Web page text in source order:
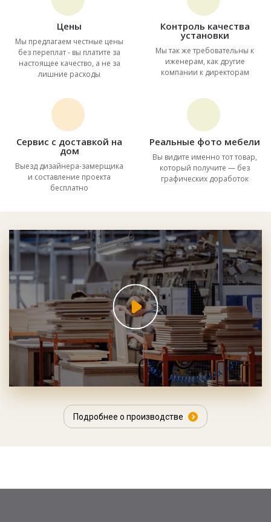
Цены
Мы предлагаем честные цены
без переплат - вы платите за
настоящее качество, а не за
лишние расходы
Контроль качества
установки
Мы так же требовательны к
иженерам, как другие
компании к директорам
Сервис с доставкой на
дом
Выезд дизайнера-замерщика
и составление проекта
бесплатно
Реальные фото мебели
Вы видите именно тот товар,
который получите — без
графических доработок
Подробнее о производстве